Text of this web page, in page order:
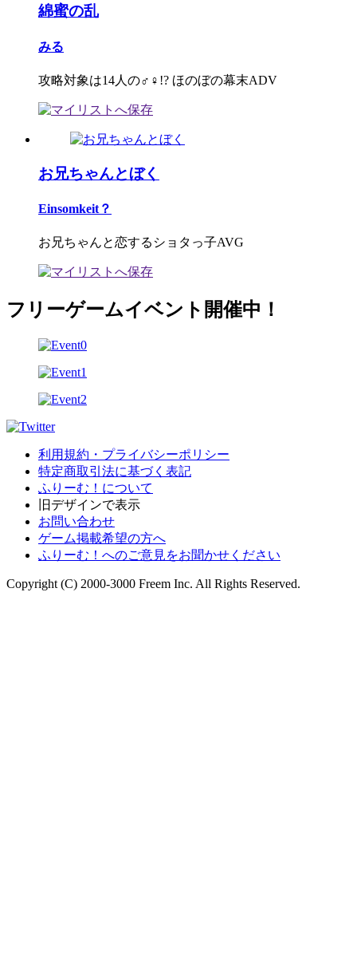
綿蜜の乱
みる
攻略対象は14人の♂♀!? ほのぼの幕末ADV
お兄ちゃんとぼく
Einsomkeit？
お兄ちゃんと恋するショタっ子AVG
フリーゲームイベント開催中！
利用規約・プライバシーポリシー
特定商取引法に基づく表記
ふりーむ！について
旧デザインで表示
お問い合わせ
ゲーム掲載希望の方へ
ふりーむ！へのご意見をお聞かせください
Copyright (C) 2000-3000 Freem Inc. All Rights Reserved.